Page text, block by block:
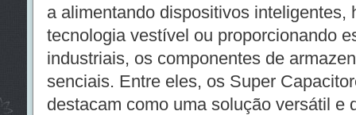
a alimentando dispositivos inteligentes,
tecnologia vestível ou proporcionando
industriais, os componentes de
senciais. Entre eles, os Super
destacam como uma solução versátil e